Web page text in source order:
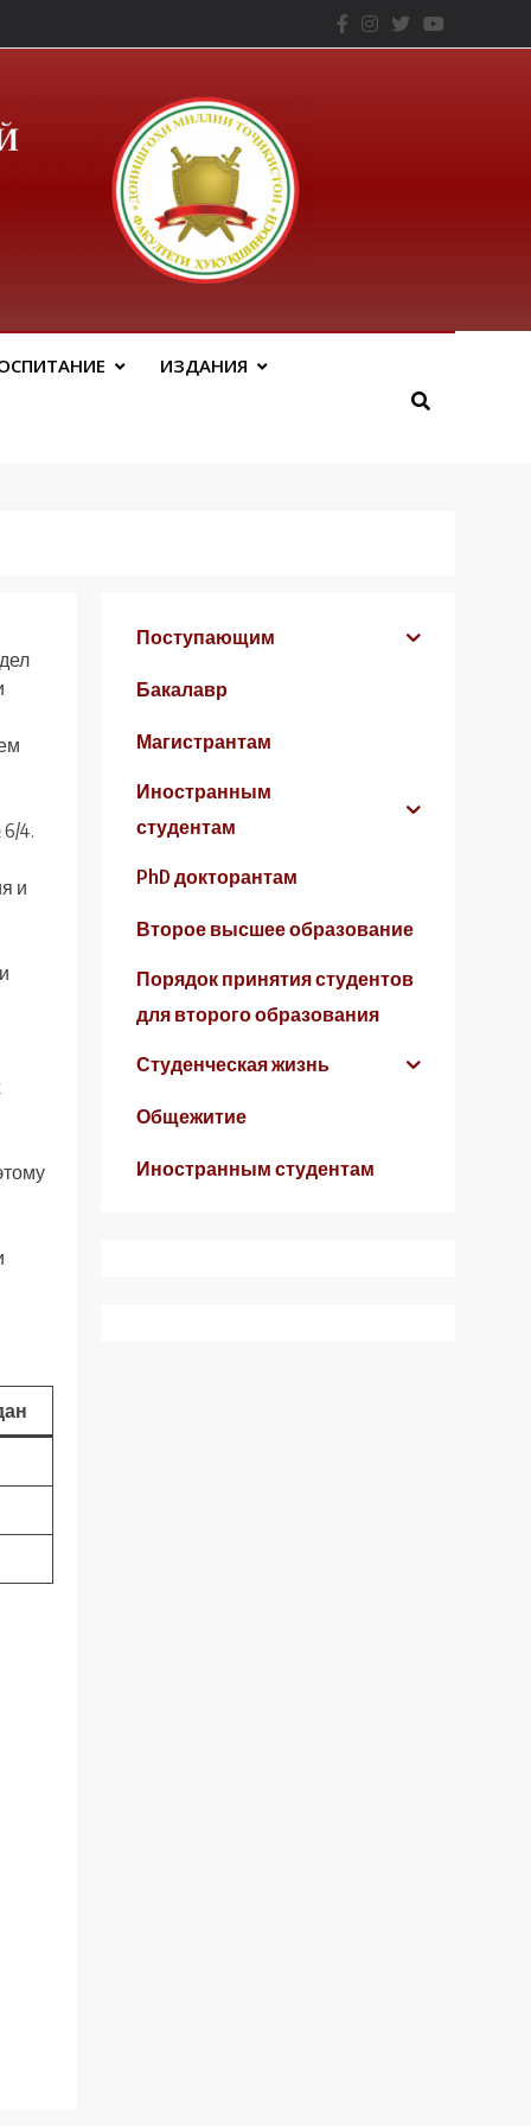
ТНУ
ИЗДАНИЯ
4.
и
Поступающим
Бакалавр
Магистрантам
Иностранным
студентам
PhD докторантам
Второе высшее образование
Порядок принятия студентов
для второго образования
Студенческая жизнь
Общежитие
Иностранным студентам